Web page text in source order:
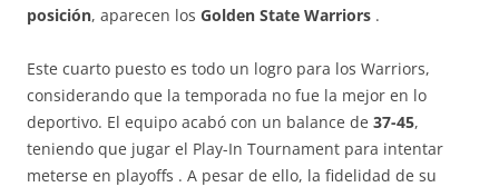
posición, aparecen los Golden State Warriors .
Este cuarto puesto es todo un logro para los Warriors,
considerando que la temporada no fue la mejor en lo
deportivo. El equipo acabó con un balance de 37-45,
teniendo que jugar el Play-In Tournament para intentar
meterse en playoffs . A pesar de ello, la fidelidad de su